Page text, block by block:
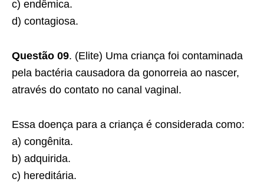
c) endêmica.
d) contagiosa.
Questão 09. (Elite) Uma criança foi contaminada
pela bactéria causadora da gonorreia ao nascer,
através do contato no canal vaginal.
Essa doença para a criança é considerada como:
a) congênita.
b) adquirida.
c) hereditária.